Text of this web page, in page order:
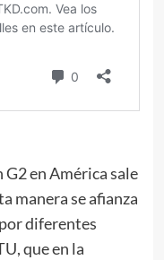
G2 en América sale
manera se afianza
diferentes
que en la